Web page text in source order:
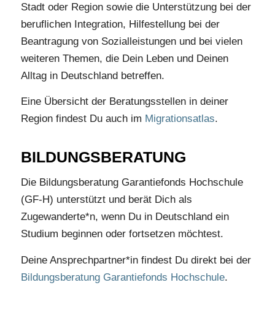
Stadt oder Region sowie die Unterstützung bei der
beruflichen Integration, Hilfestellung bei der
Beantragung von Sozialleistungen und bei vielen
weiteren Themen, die Dein Leben und Deinen
Alltag in Deutschland betreffen.
Eine Übersicht der Beratungsstellen in deiner
Region findest Du auch im Migrationsatlas.
BILDUNGSBERATUNG
Die Bildungsberatung Garantiefonds Hochschule
(GF-H) unterstützt und berät Dich als
Zugewanderte*n, wenn Du in Deutschland ein
Studium beginnen oder fortsetzen möchtest.
Deine Ansprechpartner*in findest Du direkt bei der
Bildungsberatung Garantiefonds Hochschule.